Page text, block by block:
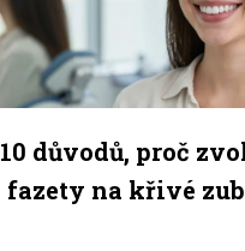
10 důvodů, proč
fazety na křivé